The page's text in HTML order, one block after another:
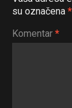
su označena *
Komentar *